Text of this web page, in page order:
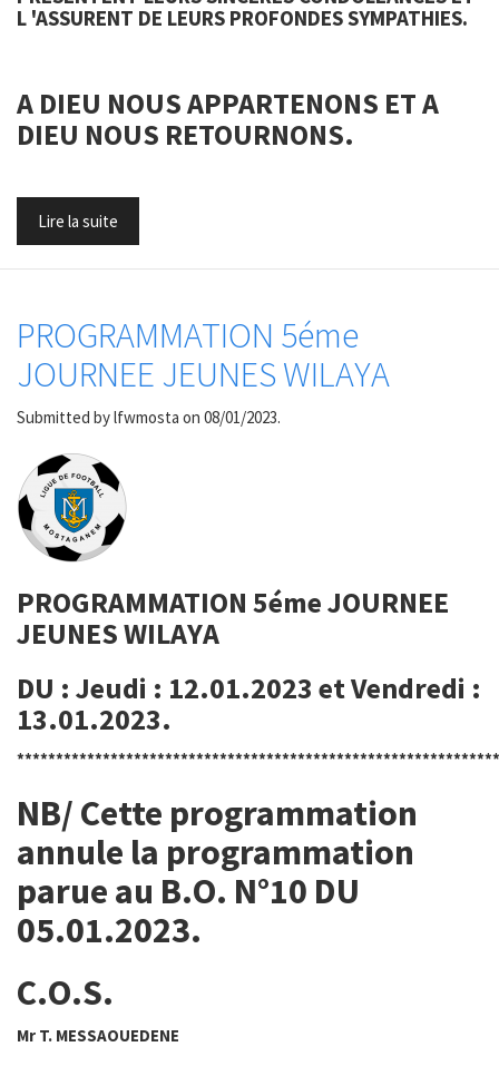
L 'ASSURENT DE LEURS PROFONDES SYMPATHIES.
A DIEU NOUS APPARTENONS ET A
DIEU NOUS RETOURNONS.
Lire la suite
PROGRAMMATION 5éme
JOURNEE JEUNES WILAYA
Submitted bylfwmosta on 08/01/2023.
PROGRAMMATION 5éme JOURNEE
JEUNES WILAYA
DU : Jeudi : 12.01.2023 et Vendredi :
13.01.2023.
NB/ Cette programmation
annule la programmation
parue au B.O. N°10 DU
05.01.2023.
C.O.S.
Mr T. MESSAOUEDENE